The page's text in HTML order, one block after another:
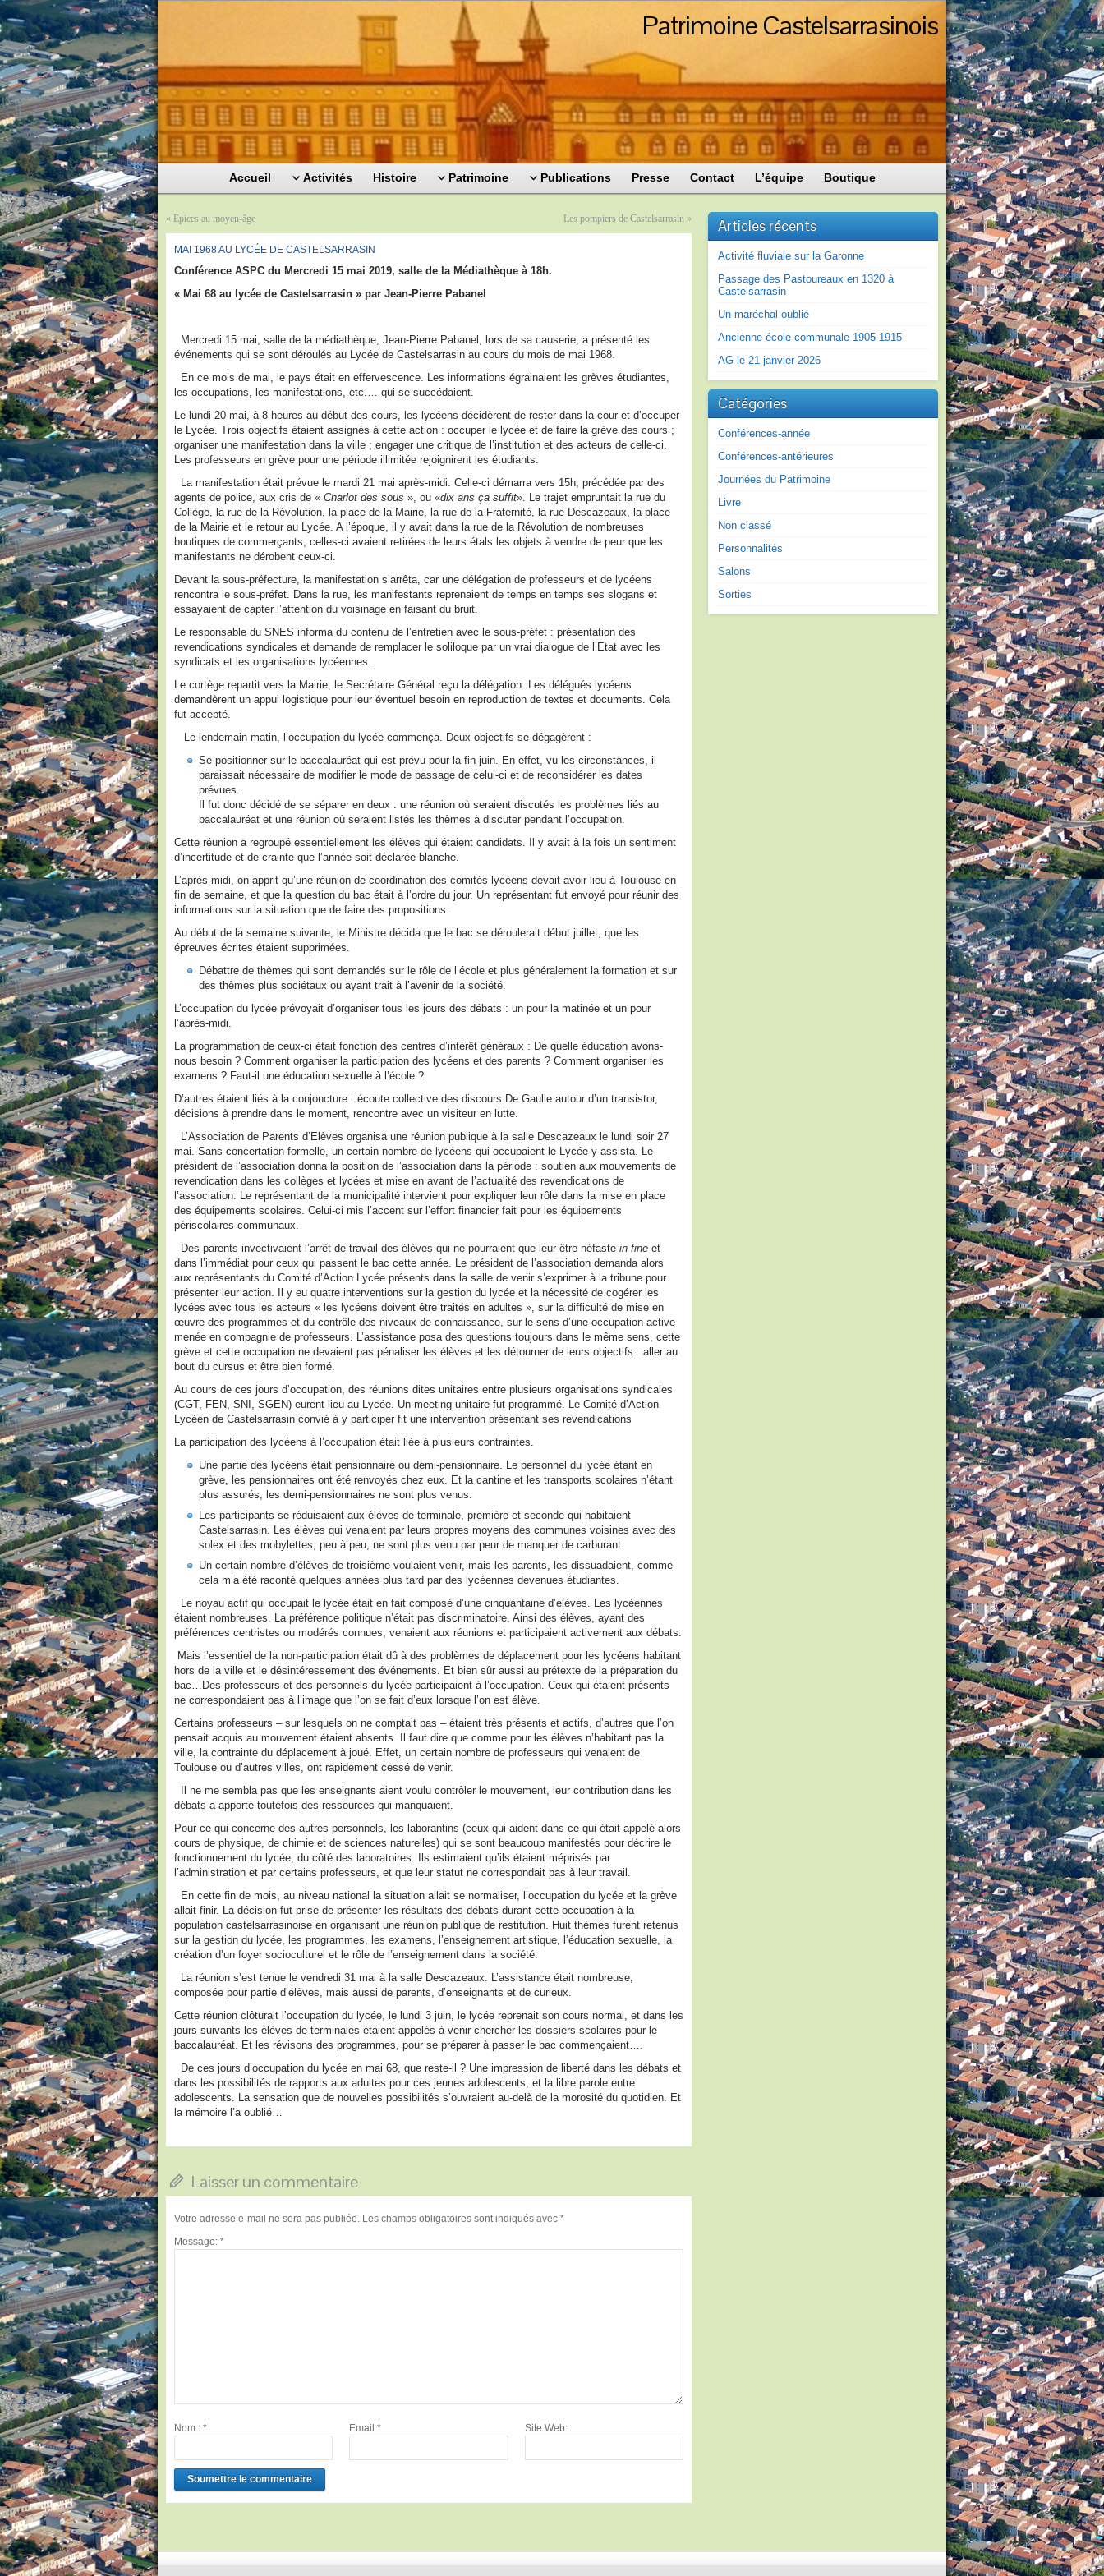
Patrimoine Castelsarrasinois
Accueil Activités Histoire Patrimoine Publications Presse Contact L’équipe Boutique
« Epices au moyen-âge Les pompiers de Castelsarrasin »
MAI 1968 AU LYCÉE DE CASTELSARRASIN
Conférence ASPC du Mercredi 15 mai 2019, salle de la Médiathèque à 18h.
« Mai 68 au lycée de Castelsarrasin » par Jean-Pierre Pabanel
Mercredi 15 mai, salle de la médiathèque, Jean-Pierre Pabanel, lors de sa causerie, a présenté les
événements qui se sont déroulés au Lycée de Castelsarrasin au cours du mois de mai 1968.
En ce mois de mai, le pays était en effervescence. Les informations égrainaient les grèves étudiantes,
les occupations, les manifestations, etc.… qui se succédaient.
Le lundi 20 mai, à 8 heures au début des cours, les lycéens décidèrent de rester dans la cour et d’occuper
le Lycée. Trois objectifs étaient assignés à cette action : occuper le lycée et de faire la grève des cours ;
organiser une manifestation dans la ville ; engager une critique de l’institution et des acteurs de celle-ci.
Les professeurs en grève pour une période illimitée rejoignirent les étudiants.
La manifestation était prévue le mardi 21 mai après-midi. Celle-ci démarra vers 15h, précédée par des
agents de police, aux cris de « Charlot des sous », ou «dix ans ça suffit». Le trajet empruntait la rue du
Collège, la rue de la Révolution, la place de la Mairie, la rue de la Fraternité, la rue Descazeaux, la place
de la Mairie et le retour au Lycée. A l’époque, il y avait dans la rue de la Révolution de nombreuses
boutiques de commerçants, celles-ci avaient retirées de leurs étals les objets à vendre de peur que les
manifestants ne dérobent ceux-ci.
Devant la sous-préfecture, la manifestation s’arrêta, car une délégation de professeurs et de lycéens
rencontra le sous-préfet. Dans la rue, les manifestants reprenaient de temps en temps ses slogans et
essayaient de capter l’attention du voisinage en faisant du bruit.
Le responsable du SNES informa du contenu de l’entretien avec le sous-préfet : présentation des
revendications syndicales et demande de remplacer le soliloque par un vrai dialogue de l’Etat avec les
syndicats et les organisations lycéennes.
Le cortège repartit vers la Mairie, le Secrétaire Général reçu la délégation. Les délégués lycéens
demandèrent un appui logistique pour leur éventuel besoin en reproduction de textes et documents. Cela
fut accepté.
Le lendemain matin, l’occupation du lycée commença. Deux objectifs se dégagèrent :
Se positionner sur le baccalauréat qui est prévu pour la fin juin. En effet, vu les circonstances, il
paraissait nécessaire de modifier le mode de passage de celui-ci et de reconsidérer les dates
prévues.
Il fut donc décidé de se séparer en deux : une réunion où seraient discutés les problèmes liés au
baccalauréat et une réunion où seraient listés les thèmes à discuter pendant l’occupation.
Cette réunion a regroupé essentiellement les élèves qui étaient candidats. Il y avait à la fois un sentiment
d’incertitude et de crainte que l’année soit déclarée blanche.
L’après-midi, on apprit qu’une réunion de coordination des comités lycéens devait avoir lieu à Toulouse en
fin de semaine, et que la question du bac était à l’ordre du jour. Un représentant fut envoyé pour réunir des
informations sur la situation que de faire des propositions.
Au début de la semaine suivante, le Ministre décida que le bac se déroulerait début juillet, que les
épreuves écrites étaient supprimées.
Débattre de thèmes qui sont demandés sur le rôle de l’école et plus généralement la formation et sur
des thèmes plus sociétaux ou ayant trait à l’avenir de la société.
L’occupation du lycée prévoyait d’organiser tous les jours des débats : un pour la matinée et un pour
l’après-midi.
La programmation de ceux-ci était fonction des centres d’intérêt généraux : De quelle éducation avons-
nous besoin ? Comment organiser la participation des lycéens et des parents ? Comment organiser les
examens ? Faut-il une éducation sexuelle à l’école ?
D’autres étaient liés à la conjoncture : écoute collective des discours De Gaulle autour d’un transistor,
décisions à prendre dans le moment, rencontre avec un visiteur en lutte.
L’Association de Parents d’Elèves organisa une réunion publique à la salle Descazeaux le lundi soir 27
mai. Sans concertation formelle, un certain nombre de lycéens qui occupaient le Lycée y assista. Le
président de l’association donna la position de l’association dans la période : soutien aux mouvements de
revendication dans les collèges et lycées et mise en avant de l’actualité des revendications de
l’association. Le représentant de la municipalité intervient pour expliquer leur rôle dans la mise en place
des équipements scolaires. Celui-ci mis l’accent sur l’effort financier fait pour les équipements
périscolaires communaux.
Des parents invectivaient l’arrêt de travail des élèves qui ne pourraient que leur être néfaste in fine et
dans l’immédiat pour ceux qui passent le bac cette année. Le président de l’association demanda alors
aux représentants du Comité d’Action Lycée présents dans la salle de venir s’exprimer à la tribune pour
présenter leur action. Il y eu quatre interventions sur la gestion du lycée et la nécessité de cogérer les
lycées avec tous les acteurs « les lycéens doivent être traités en adultes », sur la difficulté de mise en
œuvre des programmes et du contrôle des niveaux de connaissance, sur le sens d’une occupation active
menée en compagnie de professeurs. L’assistance posa des questions toujours dans le même sens, cette
grève et cette occupation ne devaient pas pénaliser les élèves et les détourner de leurs objectifs : aller au
bout du cursus et être bien formé.
Au cours de ces jours d’occupation, des réunions dites unitaires entre plusieurs organisations syndicales
(CGT, FEN, SNI, SGEN) eurent lieu au Lycée. Un meeting unitaire fut programmé. Le Comité d’Action
Lycéen de Castelsarrasin convié à y participer fit une intervention présentant ses revendications
La participation des lycéens à l’occupation était liée à plusieurs contraintes.
Une partie des lycéens était pensionnaire ou demi-pensionnaire. Le personnel du lycée étant en
grève, les pensionnaires ont été renvoyés chez eux. Et la cantine et les transports scolaires n’étant
plus assurés, les demi-pensionnaires ne sont plus venus.
Les participants se réduisaient aux élèves de terminale, première et seconde qui habitaient
Castelsarrasin. Les élèves qui venaient par leurs propres moyens des communes voisines avec des
solex et des mobylettes, peu à peu, ne sont plus venu par peur de manquer de carburant.
Un certain nombre d’élèves de troisième voulaient venir, mais les parents, les dissuadaient, comme
cela m’a été raconté quelques années plus tard par des lycéennes devenues étudiantes.
Le noyau actif qui occupait le lycée était en fait composé d’une cinquantaine d’élèves. Les lycéennes
étaient nombreuses. La préférence politique n’était pas discriminatoire. Ainsi des élèves, ayant des
préférences centristes ou modérés connues, venaient aux réunions et participaient activement aux débats.
Mais l’essentiel de la non-participation était dû à des problèmes de déplacement pour les lycéens habitant
hors de la ville et le désintéressement des événements. Et bien sûr aussi au prétexte de la préparation du
bac…Des professeurs et des personnels du lycée participaient à l’occupation. Ceux qui étaient présents
ne correspondaient pas à l’image que l’on se fait d’eux lorsque l’on est élève.
Certains professeurs – sur lesquels on ne comptait pas – étaient très présents et actifs, d’autres que l’on
pensait acquis au mouvement étaient absents. Il faut dire que comme pour les élèves n’habitant pas la
ville, la contrainte du déplacement à joué. Effet, un certain nombre de professeurs qui venaient de
Toulouse ou d’autres villes, ont rapidement cessé de venir.
Il ne me sembla pas que les enseignants aient voulu contrôler le mouvement, leur contribution dans les
débats a apporté toutefois des ressources qui manquaient.
Pour ce qui concerne des autres personnels, les laborantins (ceux qui aident dans ce qui était appelé alors
cours de physique, de chimie et de sciences naturelles) qui se sont beaucoup manifestés pour décrire le
fonctionnement du lycée, du côté des laboratoires. Ils estimaient qu’ils étaient méprisés par
l’administration et par certains professeurs, et que leur statut ne correspondait pas à leur travail.
En cette fin de mois, au niveau national la situation allait se normaliser, l’occupation du lycée et la grève
allait finir. La décision fut prise de présenter les résultats des débats durant cette occupation à la
population castelsarrasinoise en organisant une réunion publique de restitution. Huit thèmes furent retenus
sur la gestion du lycée, les programmes, les examens, l’enseignement artistique, l’éducation sexuelle, la
création d’un foyer socioculturel et le rôle de l’enseignement dans la société.
La réunion s’est tenue le vendredi 31 mai à la salle Descazeaux. L’assistance était nombreuse,
composée pour partie d’élèves, mais aussi de parents, d’enseignants et de curieux.
Cette réunion clôturait l’occupation du lycée, le lundi 3 juin, le lycée reprenait son cours normal, et dans les
jours suivants les élèves de terminales étaient appelés à venir chercher les dossiers scolaires pour le
baccalauréat. Et les révisons des programmes, pour se préparer à passer le bac commençaient….
De ces jours d’occupation du lycée en mai 68, que reste-il ? Une impression de liberté dans les débats et
dans les possibilités de rapports aux adultes pour ces jeunes adolescents, et la libre parole entre
adolescents. La sensation que de nouvelles possibilités s’ouvraient au-delà de la morosité du quotidien. Et
la mémoire l’a oublié…
Laisser un commentaire
Votre adresse e-mail ne sera pas publiée. Les champs obligatoires sont indiqués avec *
Message: *
Nom : * Email* Site Web:
Articles récents
Activité fluviale sur la Garonne
Passage des Pastoureaux en 1320 à
Castelsarrasin
Un maréchal oublié
Ancienne école communale 1905-1915
AG le 21 janvier 2026
Catégories
Conférences-année
Conférences-antérieures
Journées du Patrimoine
Livre
Non classé
Personnalités
Salons
Sorties